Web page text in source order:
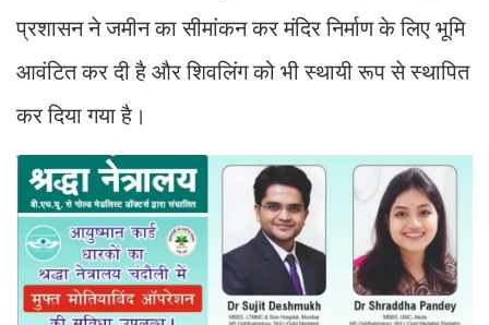
प्रशासन ने जमीन का सीमांकन कर मंदिर निर्माण के लिए भूमि
आवंटित कर दी है और शिवलिंग को भी स्थायी रूप से स्थापित
कर दिया गया है।